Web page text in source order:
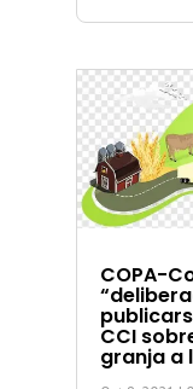
COPA-
CCI
granja a